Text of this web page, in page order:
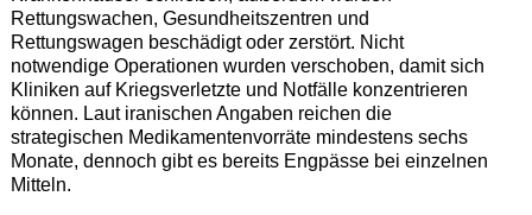
Rettungswachen, Gesundheitszentren und
Rettungswagen beschädigt oder zerstört. Nicht
notwendige Operationen wurden verschoben, damit sich
Kliniken auf Kriegsverletzte und Notfälle konzentrieren
können. Laut iranischen Angaben reichen die
strategischen Medikamentenvorräte mindestens sechs
Monate, dennoch gibt es bereits Engpässe bei einzelnen
Mitteln.